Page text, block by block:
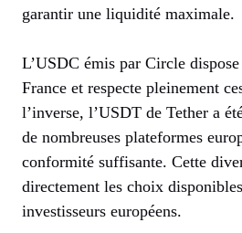
garantir une liquidité maximale.
L’USDC émis par Circle
France et respecte pleinement
l’inverse, l’USDT de Tether a
de nombreuses plateformes
conformité suffisante. Cette
directement les choix
investisseurs européens.